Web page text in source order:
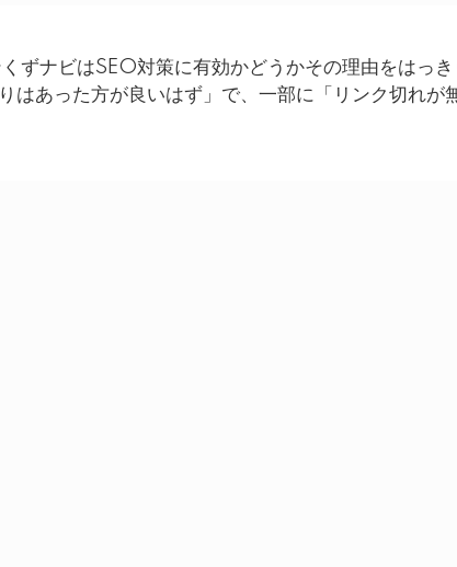
ずナビはSEO対策に有効かどうかその理由をはっき
はあった方が良いはず」で、一部に「リンク切れが